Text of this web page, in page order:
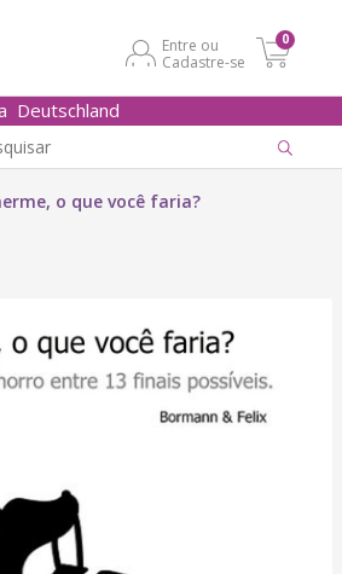
Entre ou
Cadastre-se
0
Deutschland
o que você faria?